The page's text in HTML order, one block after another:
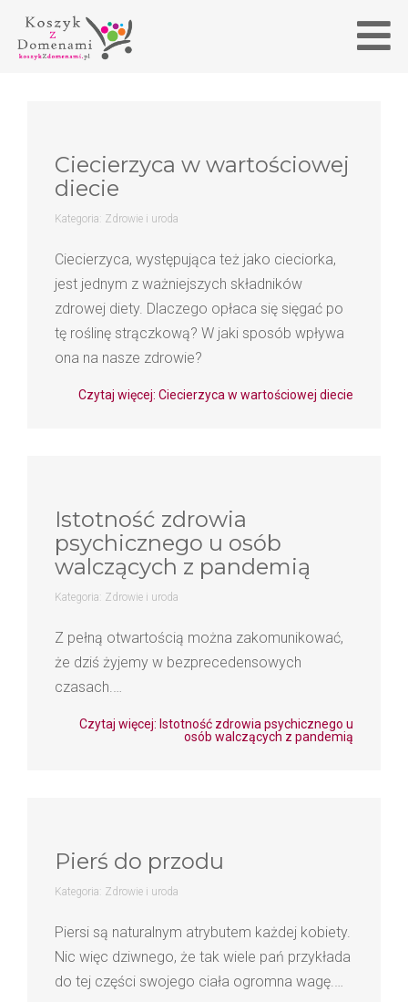
Ciecierzyca w wartościowej
diecie
Kategoria: Zdrowie i uroda
Ciecierzyca, występująca też jako cieciorka,
jest jednym z ważniejszych składników
zdrowej diety. Dlaczego opłaca się sięgać po
tę roślinę strączkową? W jaki sposób wpływa
ona na nasze zdrowie?
Czytaj więcej: Ciecierzyca w wartościowej diecie
Istotność zdrowia
psychicznego u osób
walczących z pandemią
Kategoria: Zdrowie i uroda
Z pełną otwartością można zakomunikować,
że dziś żyjemy w bezprecedensowych
czasach.…
Czytaj więcej: Istotność zdrowia psychicznego u
osób walczących z pandemią
Pierś do przodu
Kategoria: Zdrowie i uroda
Piersi są naturalnym atrybutem każdej kobiety.
Nic więc dziwnego, że tak wiele pań przykłada
do tej części swojego ciała ogromna wagę.…